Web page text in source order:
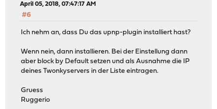
April 05, 2018, 07:47:17 AM
#6
Ich nehm an, dass Du das upnp-plugin installiert hast?
Wenn nein, dann installieren. Bei der Einstellung dann
aber block by Default setzen und als Ausnahme die IP
deines Twonkyservers in der Liste eintragen.
Gruess
Ruggerio